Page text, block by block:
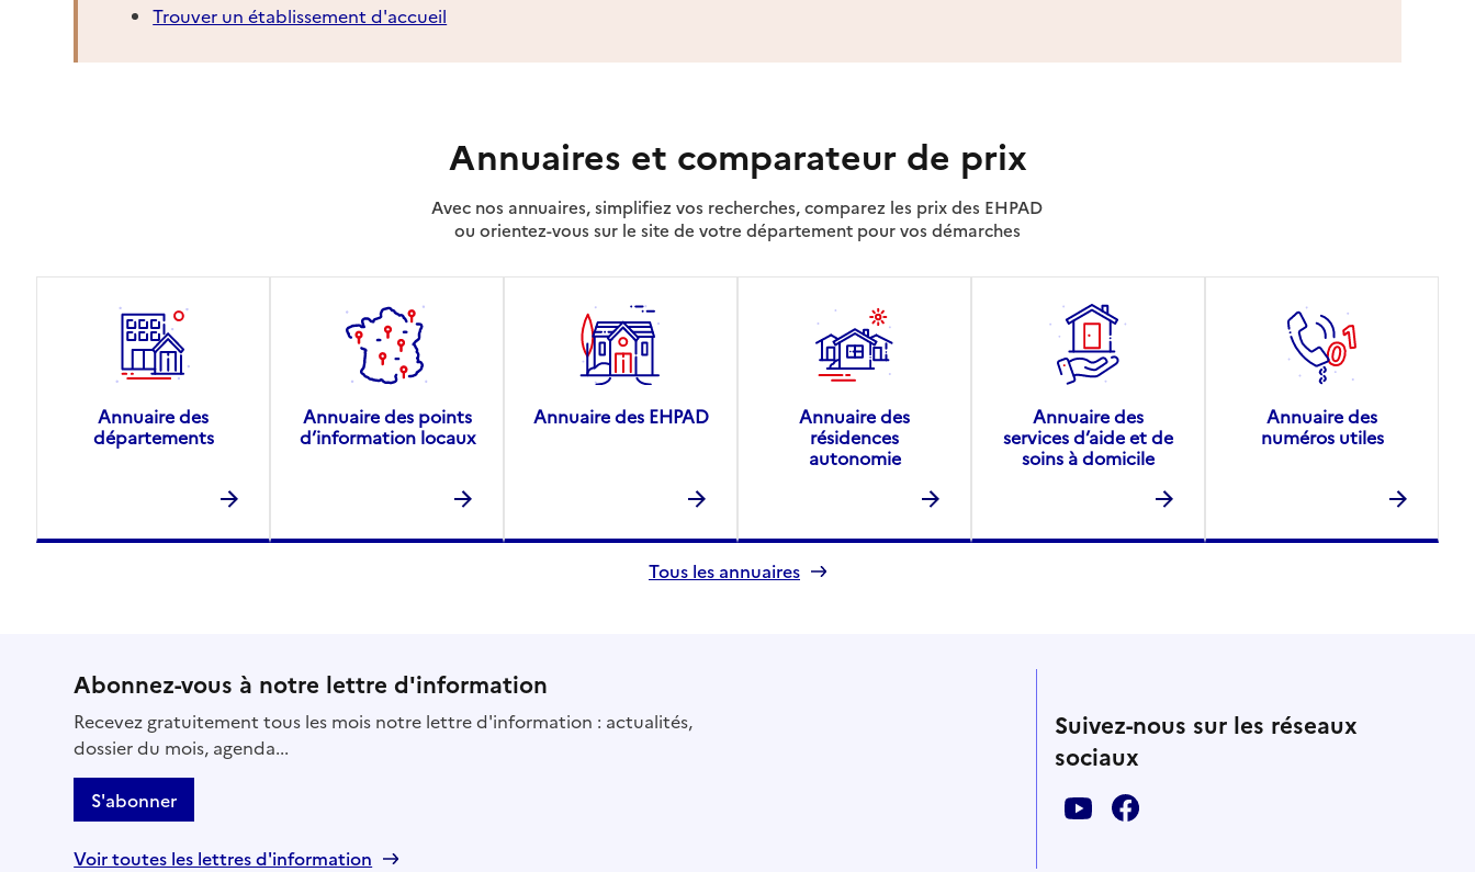
Trouver un établissement d'accueil
Annuaires et comparateur de prix
Avec nos annuaires, simplifiez vos recherches, comparez les prix des EHPAD
ou orientez-vous sur le site de votre département pour vos démarches
Annuaire des
départements
Annuaire des points
d’information locaux
Annuaire des EHPAD
Annuaire des
résidences
autonomie
Annuaire des
services d’aide et de
soins à domicile
Annuaire des
numéros utiles
Tous les annuaires
Abonnez-vous à notre lettre d'information
Recevez gratuitement tous les mois notre lettre d'information : actualités,
dossier du mois, agenda...
S'abonner
Voir toutes les lettres d'information
Suivez-nous sur les réseaux
sociaux